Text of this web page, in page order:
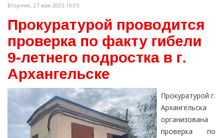
Вторник, 27 мая 2025 16:05
Прокуратурой проводится
проверка по факту гибели
9-летнего подростка в г.
Архангельске
Прокуратурой г.
Архангельска
организована
проверка по